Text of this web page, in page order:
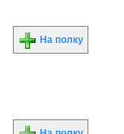
На полку